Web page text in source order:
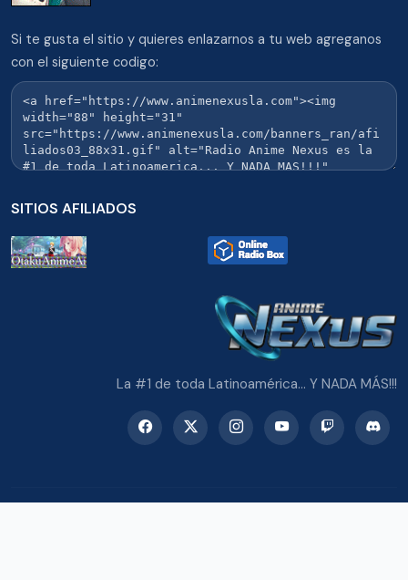
Si te gusta el sitio y quieres enlazarnos a tu web agreganos
con el siguiente codigo:
SITIOS AFILIADOS
La #1 de toda Latinoamérica... Y NADA MÁS!!!